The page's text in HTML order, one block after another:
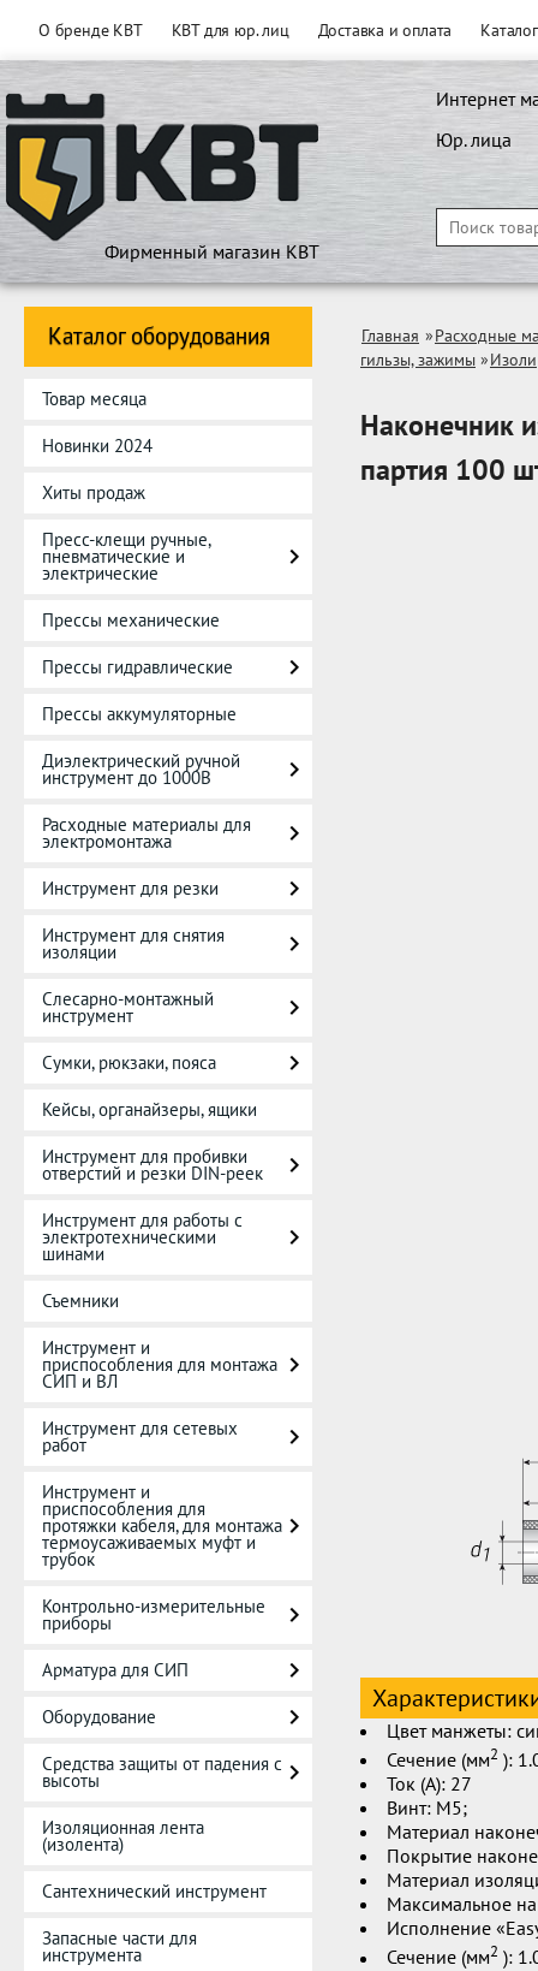
О бренде КВТ КВТ для юр. лиц Доставка и оплата
Фирменный магазин КВТ
Интернет
Юр. лица
Каталог оборудования
Товар месяца
Новинки 2024
Хиты продаж
Пресс-клещи ручные,
пневматические и
электрические
Прессы механические
Прессы гидравлические
Прессы аккумуляторные
Диэлектрический ручной
инструмент до 1000В
Расходные материалы для
электромонтажа
Инструмент для резки
Инструмент для снятия
изоляции
Слесарно-монтажный
инструмент
Сумки, рюкзаки, пояса
Кейсы, органайзеры, ящики
Инструмент для пробивки
отверстий и резки DIN-реек
Инструмент для работы с
электротехническими
шинами
Съемники
Инструмент и
приспособления для монтажа
СИП и ВЛ
Инструмент для сетевых
работ
Инструмент и
приспособления для
протяжки кабеля, для монтажа
термоусаживаемых муфт и
трубок
Контрольно-измерительные
приборы
Арматура для СИП
Оборудование
Средства защиты от падения с
высоты
Изоляционная лента
(изолента)
Сантехнический инструмент
Запасные части для
инструмента
Главная »Расходные
гильзы, зажимы »
Наконечник
партия 100
Цвет манжеты:
Сечение (мм2 ):
Ток (А): 27
Винт: М5;
Материал
Покрытие
Материал
Максимальное
Исполнение
Сечение (мм2 ):